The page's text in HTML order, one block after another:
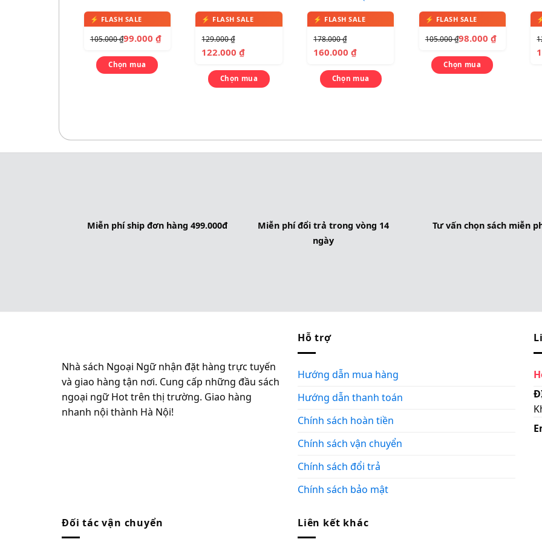
màu, kèm 1 CD
105.000₫99.000 ₫
Chọn mua
(Work Book +
Student Book)
129.000₫
122.000₫
Chọn mua
Student Book +
Activity Book + CD)
178.000₫
160.000₫
Chọn mua
Book – Sách in màu,
kèm 1 CD
105.000₫98.000 ₫
Chọn mua
Miễn phí ship đơn hàng 499.000đ
Miễn phí đổi trả trong vòng 14
ngày
Tư vấn chọn sách miễn
Nhà sách Ngoại Ngữ nhận đặt hàng trực tuyến
và giao hàng tận nơi. Cung cấp những đầu sách
ngoại ngữ Hot trên thị trường. Giao hàng
nhanh nội thành Hà Nội!
Hỗ trợ
Hướng dẫn mua hàng
Hướng dẫn thanh toán
Chính sách hoàn tiền
Chính sách vận chuyển
Chính sách đổi trả
Chính sách bảo mật
Đối tác vận chuyển Liên kết khác